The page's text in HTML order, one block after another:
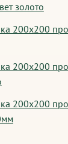
золото
200х200
200х200
200х200